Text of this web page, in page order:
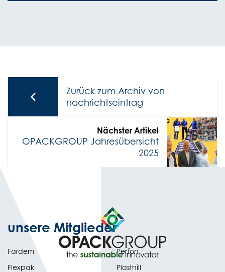
Zurück zum Archiv von
nachrichtseintrag
Nächster Artikel
OPACKGROUP Jahresübersicht
2025
unsere Mitglieder
Fardem
Flexpak
Perfon
Plasthill